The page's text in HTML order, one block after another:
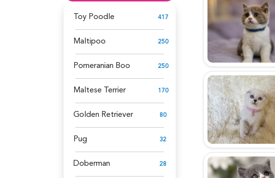
Toy Poodle 417
Maltipoo 250
Pomeranian Boo 250
Maltese Terrier 170
Golden Retriever 80
Pug 32
Doberman 28